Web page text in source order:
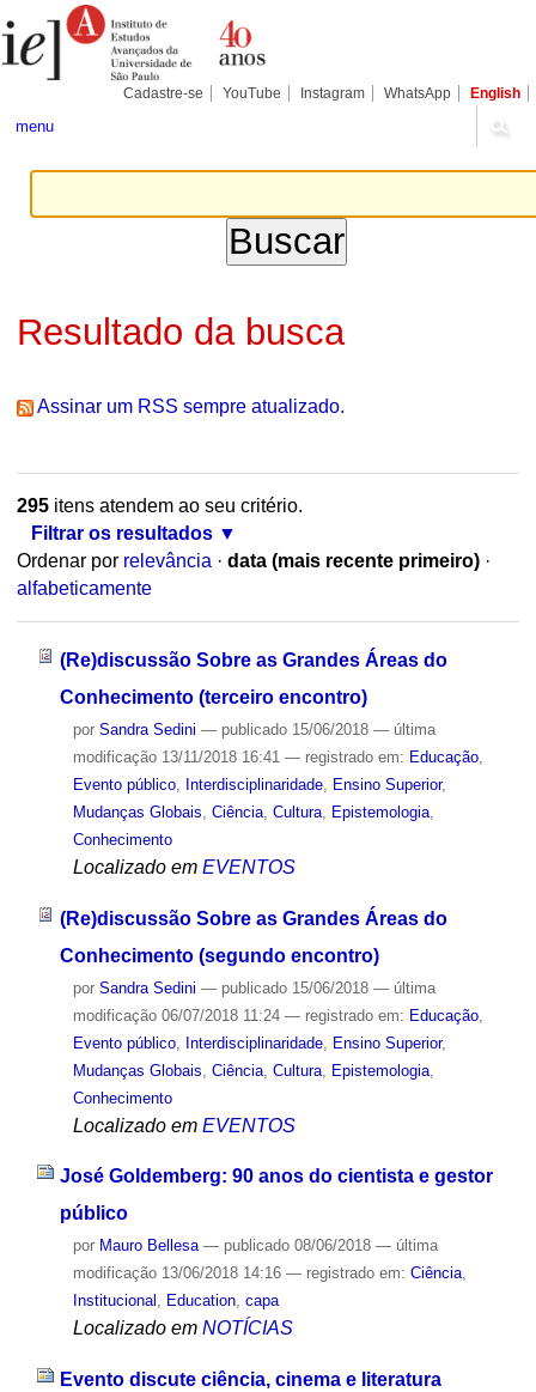
para
conteúdo.
Pessoais
Cadastre-se YouTube Instagram WhatsApp English
menu
Resultado da busca
Assinar um RSS sempre atualizado.
295itens atendem ao seu critério.
Filtrar os resultados
Ordenar por relevância · data (mais recente primeiro) ·
alfabeticamente
(Re)discussão Sobre as Grandes Áreas do
Conhecimento (terceiro encontro)
por Sandra Sedini — publicado15/06/2018 — última
modificação13/11/2018 16:41 — registrado em: Educação,
Evento público, Interdisciplinaridade, Ensino Superior,
Mudanças Globais Ciência, Cultura, Epistemologia,
Conhecimento
Localizado em EVENTOS
(Re)discussão Sobre as Grandes Áreas do
Conhecimento (segundo encontro)
por Sandra Sedini — publicado15/06/2018 — última
modificação06/07/2018 11:24 — registrado em: Educação,
Evento público, Interdisciplinaridade, Ensino Superior,
Mudanças Globais Ciência, Cultura, Epistemologia,
Conhecimento
Localizado em EVENTOS
José Goldemberg: 90 anos do cientista e gestor
público
por Mauro Bellesa — publicado08/06/2018 — última
modificação13/06/2018 14:16 — registrado em: Ciência,
Institucional , Education, capa
Localizado em NOTÍCIAS
Evento discute ciência, cinema e literatura